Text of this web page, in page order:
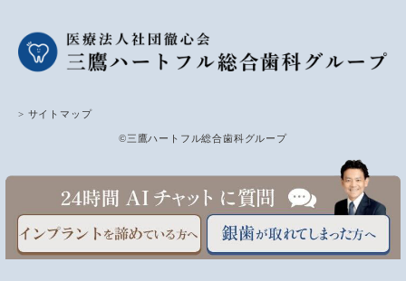
> サイトマップ
©三鷹ハートフル総合歯科グループ